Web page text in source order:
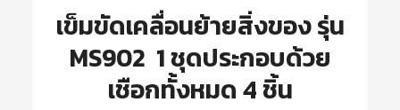
เข็มขัดเคลื่อนย้ายสิ่งของ รุ่น
MS902 1 ชุดประกอบด้วย
เชือกทั้งหมด 4 ชิ้น